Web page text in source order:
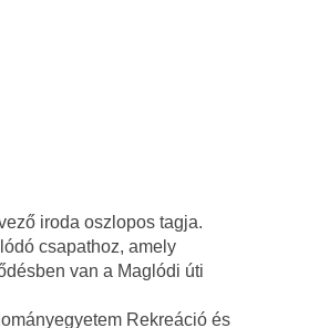
iroda oszlopos tagja.
csapathoz, amely
van a Maglódi úti
Rekreáció és